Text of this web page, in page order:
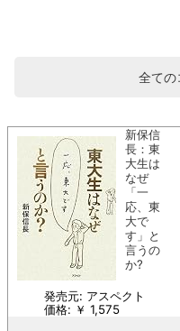
全ての
新保信
長：東
大生は
なぜ
「一
応、東
大で
す」と
言うの
か?
発売元: アスペクト
価格: ￥ 1,575